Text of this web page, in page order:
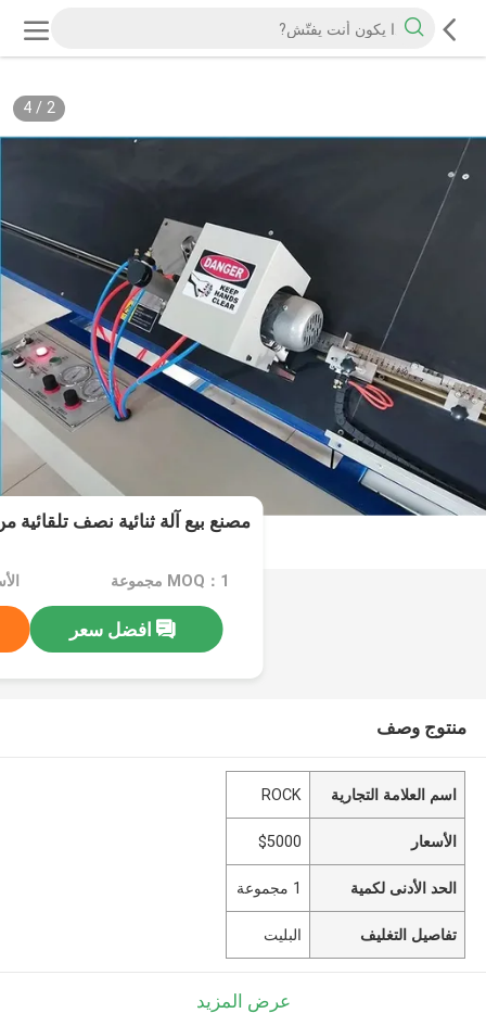
2
/
4
مصنع بيع آلة ثنائية نصف تلقائية
MOQ：1 مجموعة
افضل سعر
منتوج وصف
اسم العلامة التجارية ROCK
الأسعار $5000
الحد الأدنى لكمية 1 مجموعة
تفاصيل التغليف البليت
عرض المزيد